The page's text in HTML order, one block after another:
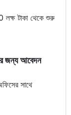
লক্ষ টাকা থেকে শুরু
জন্য আবেদন
সাথে